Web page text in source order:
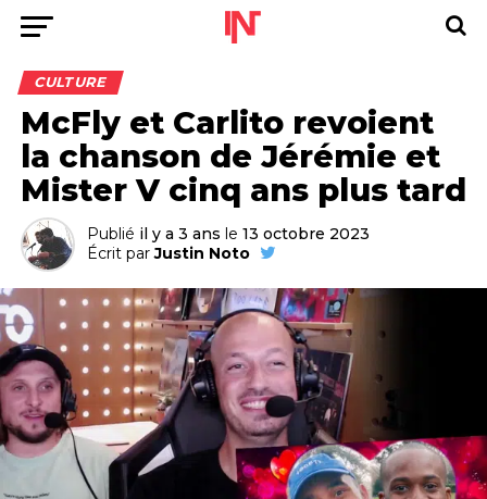
CULTURE
McFly et Carlito revoient
la chanson de Jérémie et
Mister V cinq ans plus tard
Publié il y a 3 ans le 13 octobre 2023
Écrit par Justin Noto